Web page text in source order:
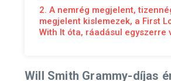
2. A nemrég megjelent,
megjelent kislemezek, a First
With It óta, ráadásul
Will Smith Grammy-díjas